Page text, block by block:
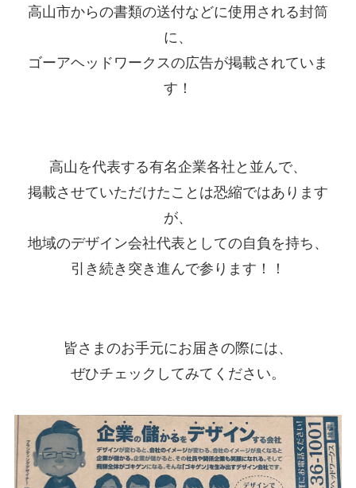
高山市からの書類の送付などに使用される封筒
に、
ゴーアヘッドワークスの広告が掲載されていま
す！
高山を代表する有名企業各社と並んで、
掲載させていただけたことは恐縮ではあります
が、
地域のデザイン会社代表としての自負を持ち、
引き続き突き進んで参ります！！
皆さまのお手元にお届きの際には、
ぜひチェックしてみてください。